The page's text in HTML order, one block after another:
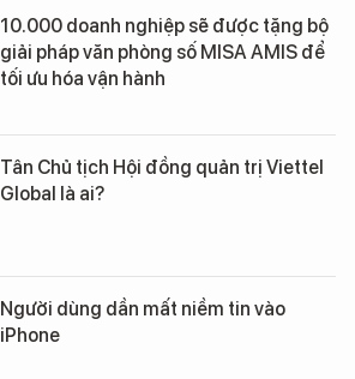
10.000 doanh nghiệp sẽ được tặng bộ
giải pháp văn phòng số MISA AMIS để
tối ưu hóa vận hành
Tân Chủ tịch Hội đồng quản trị Viettel
Global là ai?
Người dùng dần mất niềm tin vào
iPhone